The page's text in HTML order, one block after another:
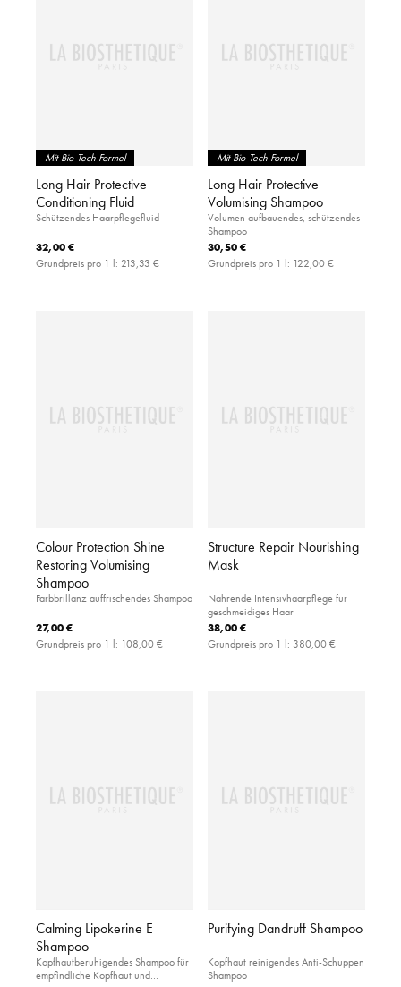
Mit Bio-Tech Formel
Long Hair Protective
Conditioning Fluid
Schützendes Haarpflegefluid
32,00 €
Grundpreis pro 1 l: 213,33 €
Mit Bio-Tech Formel
Long Hair Protective
Volumising Shampoo
Volumen aufbauendes, schützendes
Shampoo
30,50 €
Grundpreis pro 1 l: 122,00 €
Colour Protection Shine
Restoring Volumising
Shampoo
Farbbrillanz auffrischendes Shampoo
27,00 €
Grundpreis pro 1 l: 108,00 €
Structure Repair Nourishing
Mask
Nährende Intensivhaarpflege für
geschmeidiges Haar
38,00 €
Grundpreis pro 1 l: 380,00 €
Calming Lipokerine E
Shampoo
Kopfhautberuhigendes Shampoo für
empfindliche Kopfhaut und
Purifying Dandruff Shampoo
Kopfhaut reinigendes Anti-Schuppen
Shampoo